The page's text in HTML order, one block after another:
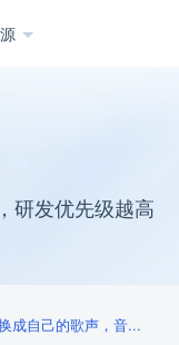
研发优先级越高
成自己的歌声，音...